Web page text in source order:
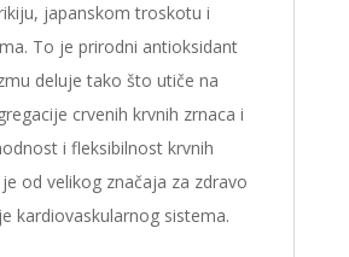
japanskom troskotu i
To je prirodni antioksidant
deluje tako što utiče na
crvenih krvnih zrnaca i
i fleksibilnost krvnih
od velikog značaja za zdravo
kardiovaskularnog sistema.